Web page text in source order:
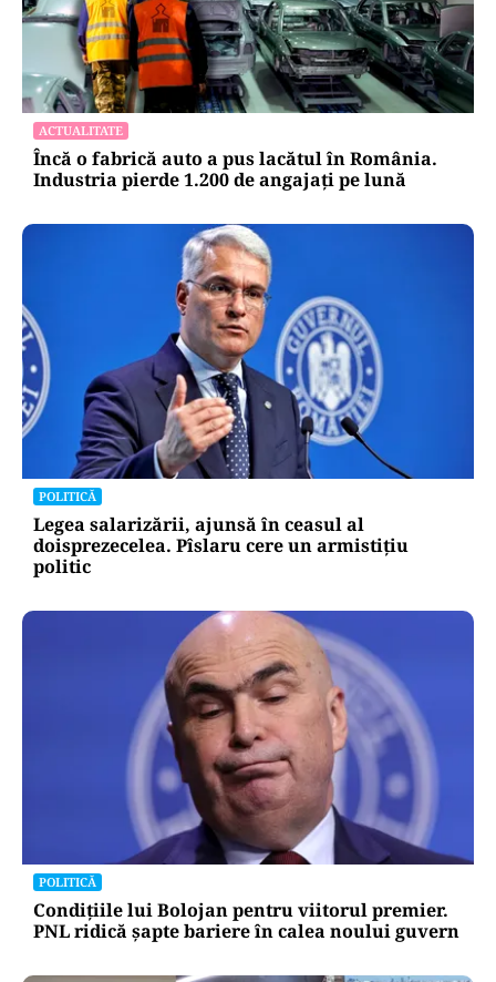
ACTUALITATE
Încă o fabrică auto a pus lacătul în România.
Industria pierde 1.200 de angajați pe lună
POLITICĂ
Legea salarizării, ajunsă în ceasul al
doisprezecelea. Pîslaru cere un armistițiu
politic
POLITICĂ
Condițiile lui Bolojan pentru viitorul premier.
PNL ridică șapte bariere în calea noului guvern